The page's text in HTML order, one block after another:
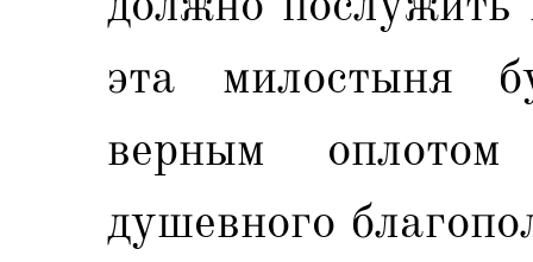
эта милостыня
верным
душевного